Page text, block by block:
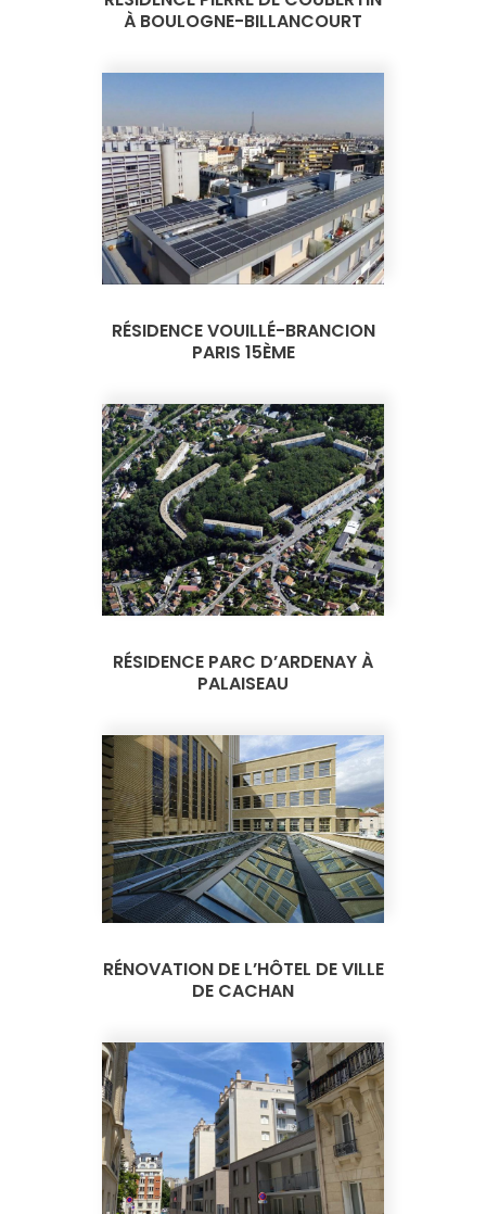
À BOULOGNE-BILLANCOURT
RÉSIDENCE VOUILLÉ-BRANCION
PARIS 15ÈME
RÉSIDENCE PARC D’ARDENAY À
PALAISEAU
RÉNOVATION DE L’HÔTEL DE VILLE
DE CACHAN